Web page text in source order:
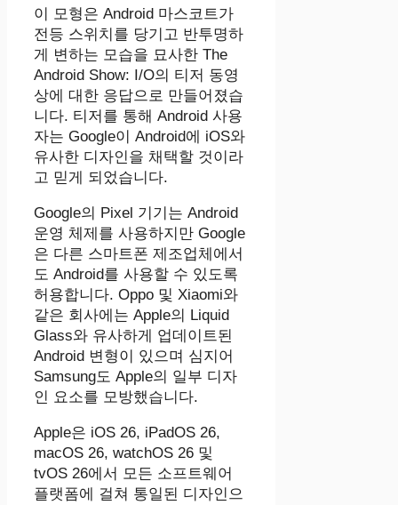
이 모형은 Android 마스코트가
전등 스위치를 당기고 반투명하
게 변하는 모습을 묘사한 The
Android Show: I/O의 티저 동영
상에 대한 응답으로 만들어졌습
니다. 티저를 통해 Android 사용
자는 Google이 Android에 iOS와
유사한 디자인을 채택할 것이라
고 믿게 되었습니다.
Google의 Pixel 기기는 Android
운영 체제를 사용하지만 Google
은 다른 스마트폰 제조업체에서
도 Android를 사용할 수 있도록
허용합니다. Oppo 및 Xiaomi와
같은 회사에는 Apple의 Liquid
Glass와 유사하게 업데이트된
Android 변형이 있으며 심지어
Samsung도 Apple의 일부 디자
인 요소를 모방했습니다.
Apple은 iOS 26, iPadOS 26,
macOS 26, watchOS 26 및
tvOS 26에서 모든 소프트웨어
플랫폼에 걸쳐 통일된 디자인으